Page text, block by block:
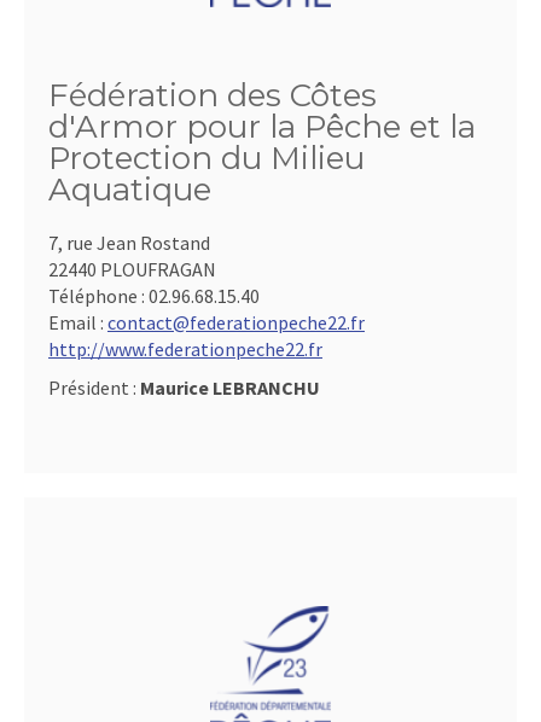
Fédération des Côtes
d'Armor pour la Pêche et la
Protection du Milieu
Aquatique
7, rue Jean Rostand
22440 PLOUFRAGAN
Téléphone : 02.96.68.15.40
Email : contact@federationpeche22.fr
http://www.federationpeche22.fr
Président : Maurice LEBRANCHU